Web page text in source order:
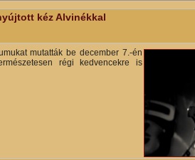
kéz Alvinékkal
mutatták be december 7.-én
régi kedvencekre is